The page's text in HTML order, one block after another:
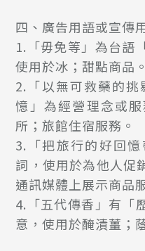
四、廣告用語或宣傳
1.「毋免等」為台語
使用於冰；甜點商品 。
2.「以無可救藥的
憶」為經營理念或
所；旅館住宿服務 。
3.「把旅行的好回
詞，使用於為他人促
通訊媒體上展示商品
4.「五代傳香」有「
意，使用於醃漬薑；